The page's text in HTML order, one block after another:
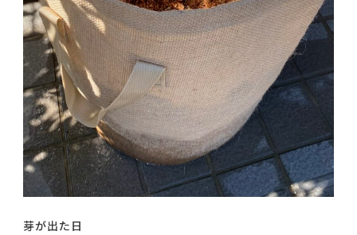
芽が出た日